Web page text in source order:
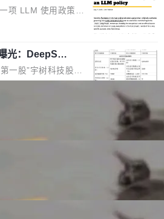
流，帮助企业进一
。现在，每周
次。GitHub...
的组合达到了 95.
ARC 报告的人类专
coding agent 包装
面上大多数 coding
agent harness 的设
不是你写的
项 LLM 使用政策，
的代码贡献。这不
由五个团队采纳，
于 AI 辅助贡献最
心只有一句话：LLM
、建议，但不能用来
更，除非作者本身
光：DeepSe
36 个月
一股”宇树科技股份
战略配售结果，杭
树科技战略配售对
计划。其中，Dee
修复多次传递同
取镜像时会拒绝包
）投票中获得